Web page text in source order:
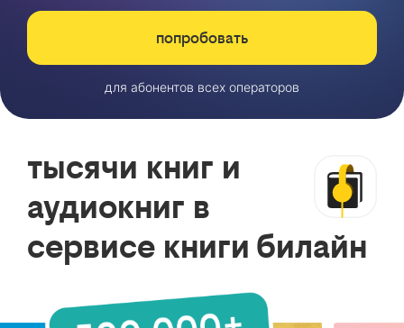
попробовать
для абонентов всех операторов
тысячи книг и
аудиокниг в
сервисе книги билайн